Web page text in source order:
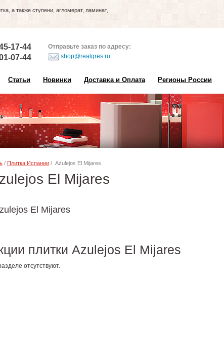
а также ступени, агломерат, ламинат,
17-44
07-44
Отправьте заказ по адресу:
shop@realgres.ru
Статьи Новинки Доставка и Оплата Регионы России
/ Плитка Испании / Azulejos El Mijares
El Mijares
El Mijares
плитки Azulejos El Mijares
отсутствуют.